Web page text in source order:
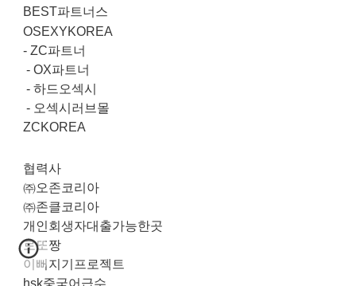
BEST파트너스
OSEXYKOREA
-ZC파트너
-OX파트너
-하드오섹시
- 오섹시러브몰
ZCKOREA
협력사
㈜오존코리아
㈜존클코리아
개인회생자대출가능한곳
로또짱
이뻐지기프로젝트
hsk중국어급수